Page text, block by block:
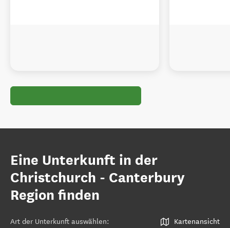
Eine Unterkunft in der
Christchurch - Canterbury
Region finden
Art der Unterkunft auswählen: Kartenansicht